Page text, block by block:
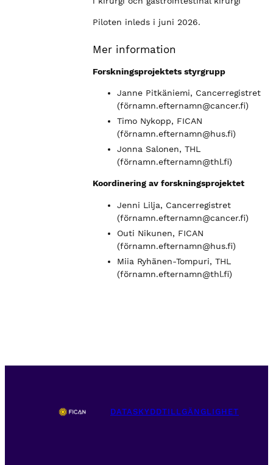
Piloten inleds i juni 2026.
Mer information
Forskningsprojektets styrgrupp
Janne Pitkäniemi, Cancerregistret
(förnamn.efternamn@cancer.fi)
Timo Nykopp, FICAN
(förnamn.efternamn@hus.fi)
Jonna Salonen, THL
(förnamn.efternamn@thl.fi)
Koordinering av forskningsprojektet
Jenni Lilja, Cancerregistret
(förnamn.efternamn@cancer.fi)
Outi Nikunen, FICAN
(förnamn.efternamn@hus.fi)
Miia Ryhänen-Tompuri, THL
(förnamn.efternamn@thl.fi)
DATASKYDDTILLGÄNGLIGHET